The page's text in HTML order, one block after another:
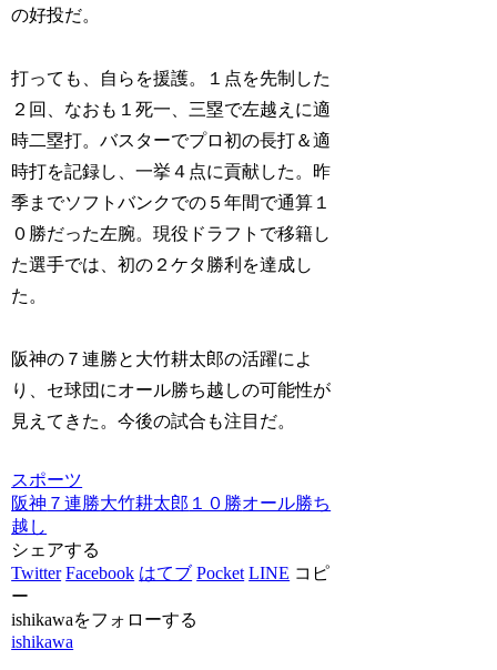
の好投だ。
打っても、自らを援護。１点を先制した
２回、なおも１死一、三塁で左越えに適
時二塁打。バスターでプロ初の長打＆適
時打を記録し、一挙４点に貢献した。昨
季までソフトバンクでの５年間で通算１
０勝だった左腕。現役ドラフトで移籍し
た選手では、初の２ケタ勝利を達成し
た。
阪神の７連勝と大竹耕太郎の活躍によ
り、セ球団にオール勝ち越しの可能性が
見えてきた。今後の試合も注目だ。
スポーツ
阪神 ７連勝大竹耕太郎 １０勝オール勝ち
越し
シェアする
Twitter Facebook はてブ Pocket LINE コピ
ー
ishikawaをフォローする
ishikawa